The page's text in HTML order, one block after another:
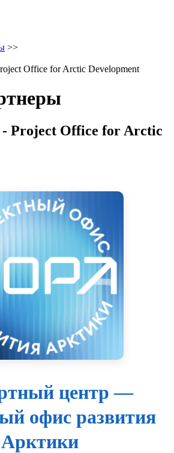
>>
Office for Arctic Development
Project Office for Arctic
центр —
офис развития
Арктики